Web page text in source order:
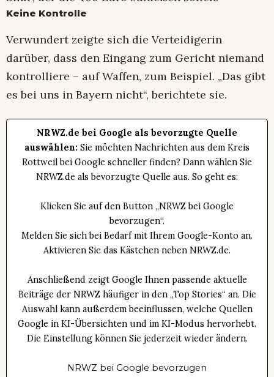
Keine Kontrolle
Verwundert zeigte sich die Verteidigerin
darüber, dass den Eingang zum Gericht niemand
kontrolliere – auf Waffen, zum Beispiel. „Das gibt
es bei uns in Bayern nicht“, berichtete sie.
NRWZ.de bei Google als bevorzugte Quelle
auswählen: Sie möchten Nachrichten aus dem Kreis
Rottweil bei Google schneller finden? Dann wählen Sie
NRWZ.de als bevorzugte Quelle aus. So geht es:
Klicken Sie auf den Button „NRWZ bei Google
bevorzugen“.
Melden Sie sich bei Bedarf mit Ihrem Google-Konto an.
Aktivieren Sie das Kästchen neben NRWZ.de.
Anschließend zeigt Google Ihnen passende aktuelle
Beiträge der NRWZ häufiger in den „Top Stories“ an. Die
Auswahl kann außerdem beeinflussen, welche Quellen
Google in KI-Übersichten und im KI-Modus hervorhebt.
Die Einstellung können Sie jederzeit wieder ändern.
NRWZ bei Google bevorzugen